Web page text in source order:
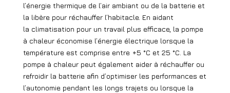
l’énergie thermique de l’air ambiant ou de la batterie et
la libère pour réchauffer l’habitacle. En aidant
la climatisation pour un travail plus efficace, la pompe
à chaleur économise l’énergie électrique lorsque la
température est comprise entre +5 °C et 25 °C. La
pompe à chaleur peut également aider à réchauffer ou
refroidir la batterie afin d’optimiser les performances et
l’autonomie pendant les longs trajets ou lorsque la